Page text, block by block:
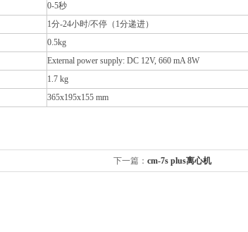
0-5秒
1分-24小时/不停（1分递进）
0.5kg
External power supply: DC 12V, 660 mA 8W
1.7 kg
365x195x155 mm
下一篇： cm-7s plus离心机